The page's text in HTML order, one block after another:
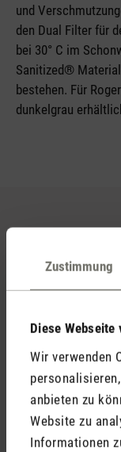
Zustimmung
Diese Webseite
Wir verwenden
anbieten zu
Website zu
Informationen
und
den Dual Filter für
bei 30° C im
Sanitized®
bestehen. Für
dunkelgrau